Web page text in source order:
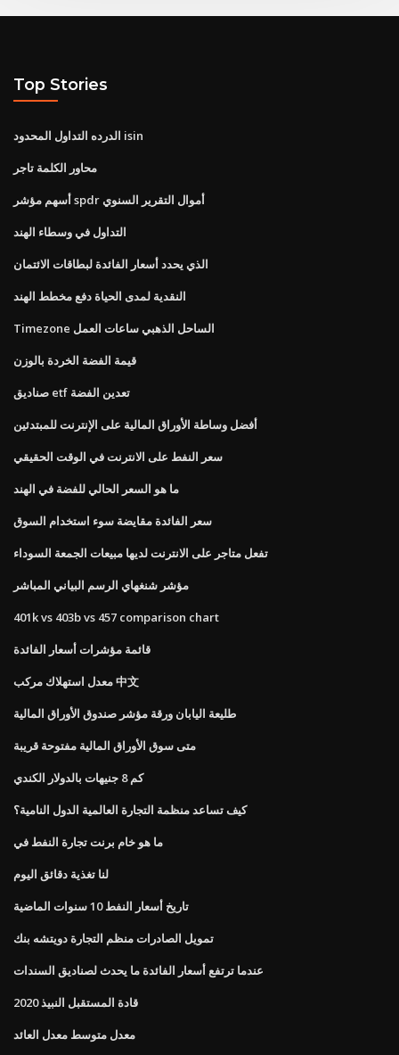
Top Stories
الدرده التداول المحدود isin
محاور الكلمة تاجر
أسهم مؤشر spdr أموال التقرير السنوي
التداول في وسطاء الهند
الذي يحدد أسعار الفائدة لبطاقات الائتمان
النقدية لمدى الحياة دفع مخطط الهند
Timezone الساحل الذهبي ساعات العمل
قيمة الفضة الخردة بالوزن
صناديق etf تعدين الفضة
أفضل وساطة الأوراق المالية على الإنترنت للمبتدئين
سعر النفط على الانترنت في الوقت الحقيقي
ما هو السعر الحالي للفضة في الهند
سعر الفائدة مقايضة سوء استخدام السوق
تفعل متاجر على الانترنت لديها مبيعات الجمعة السوداء
مؤشر شنغهاي الرسم البياني المباشر
401k vs 403b vs 457 comparison chart
قائمة مؤشرات أسعار الفائدة
معدل استهلاك مركب 中文
طليعة اليابان ورقة مؤشر صندوق الأوراق المالية
متى سوق الأوراق المالية مفتوحة قريبة
كم 8 جنيهات بالدولار الكندي
كيف تساعد منظمة التجارة العالمية الدول النامية؟
ما هو خام برنت تجارة النفط في
لنا تغذية دقائق اليوم
تاريخ أسعار النفط 10 سنوات الماضية
تمويل الصادرات منظم التجارة دويتشه بنك
عندما ترتفع أسعار الفائدة ما يحدث لصناديق السندات
قادة المستقبل النبيذ 2020
معدل متوسط ​​معدل العائد